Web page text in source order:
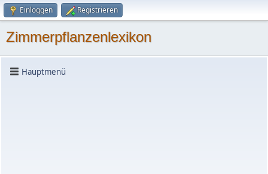
Einloggen Registrieren
Zimmerpflanzenlexikon
Hauptmenü